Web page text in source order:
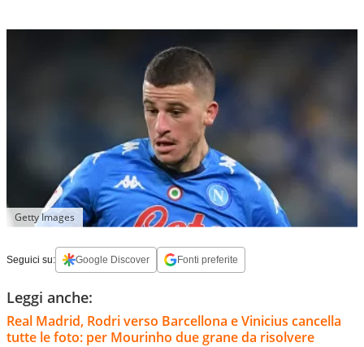
Getty Images
Seguici su: Google Discover Fonti preferite
Leggi anche:
Real Madrid, Rodri verso Barcellona e Vinicius cancella
tutte le foto: per Mourinho due grane da risolvere